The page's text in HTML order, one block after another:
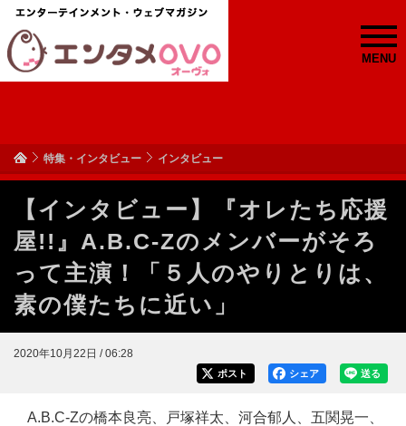
MENU
特集・インタビュー インタビュー
【インタビュー】『オレたち応援
屋!!』A.B.C-Zのメンバーがそろ
って主演！「５人のやりとりは、
素の僕たちに近い」
2020年10月22日 / 06:28
送る
シェア
ポスト
A.B.C-Zの橋本良亮、戸塚祥太、河合郁人、五関晃一、